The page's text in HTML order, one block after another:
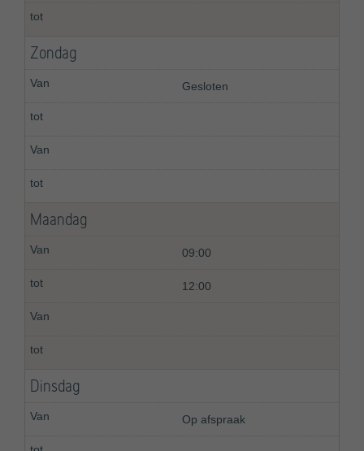
Zondag
Gesloten
Maandag
09:00
12:00
Dinsdag
Op afspraak